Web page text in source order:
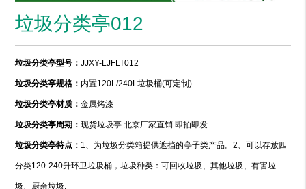
垃圾分类亭012
垃圾分类亭型号：JJXY-LJFLT012
垃圾分类亭规格： 内置120L/240L垃圾桶(可定制)
垃圾分类亭材质：金属烤漆
垃圾分类亭周期：现货垃圾亭 北京厂家直销 即拍即发
垃圾分类亭特点： 1、为垃圾分类箱提供遮挡的亭子类产品。2、可以存放四
分类120-240升环卫垃圾桶，垃圾种类：可回收垃圾、其他垃圾、有害垃
圾、厨余垃圾.